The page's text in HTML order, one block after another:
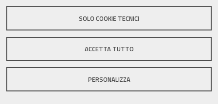
SOLO COOKIE TECNICI
ACCETTA TUTTO
PERSONALIZZA
Privacy policy|DPO|Accessibilità